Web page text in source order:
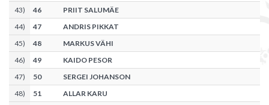
43) 46
PRIIT SALUMÄE
44) 47
ANDRIS PIKKAT
45) 48
MARKUS VÄHI
46) 49
KAIDO PESOR
47) 50
SERGEI JOHANSON
48) 51
ALLAR KARU